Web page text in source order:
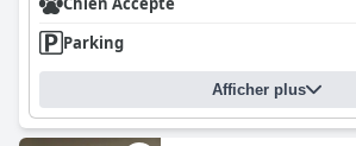
Parking
Afficher plus